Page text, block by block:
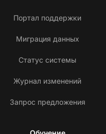
Портал поддержки
Миграция данных
Статус системы
Журнал изменений
Запрос предложения